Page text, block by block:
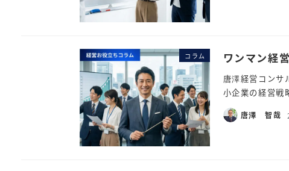
コラム ワンマン経
唐澤経営コンサ
小企業の経営
唐澤 智哉